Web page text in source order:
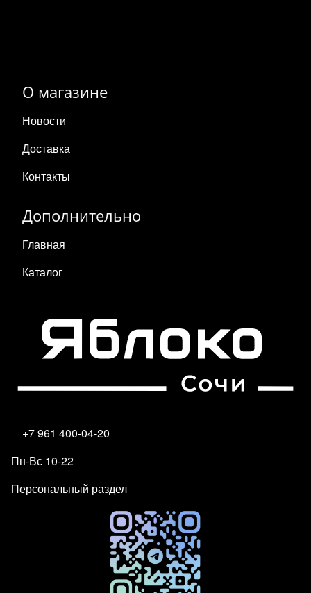
О магазине
Новости
Доставка
Контакты
Дополнительно
Главная
Каталог
+7 961 400-04-20
Пн-Вс 10-22
Персональный раздел